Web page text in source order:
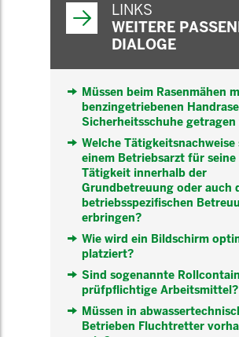
LINKS
WEITERE
DIALOGE
Müssen beim Rasenmähen
benzingetriebenen
Sicherheitsschuhe getragen
Welche Tätigkeitsnachweise
einem Betriebsarzt für seine
Tätigkeit innerhalb der
Grundbetreuung oder auch
betriebsspezifischen
erbringen?
Wie wird ein Bildschirm
platziert?
Sind sogenannte
prüfpflichtige Arbeitsmittel?
Müssen in
Betrieben Fluchtretter